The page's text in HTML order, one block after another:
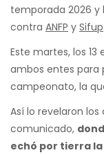
temporada 2026 y
contra ANFP y Sifup
Este martes, los
ambos entes para
campeonato, la
Así lo revelaron
comunicado,
echó por tierra